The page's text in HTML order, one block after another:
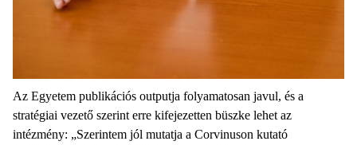
Az Egyetem publikációs outputja folyamatosan javul, és a
stratégiai vezető szerint erre kifejezetten büszke lehet az
intézmény: „Szerintem jól mutatja a Corvinuson kutató